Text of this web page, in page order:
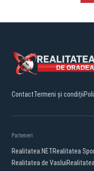
ContactTermeni și condiții
Parteneri:
Realitatea.NETRealitatea
Realitatea de Vaslui